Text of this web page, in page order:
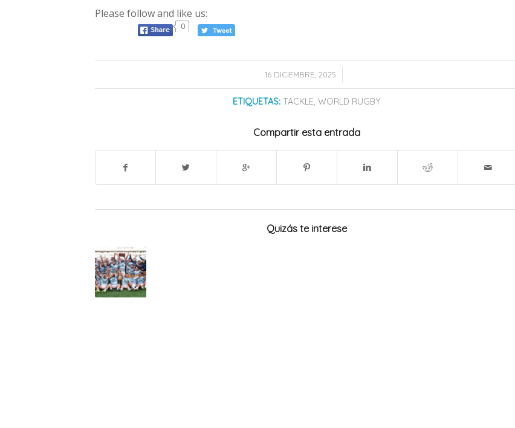
Please follow and like us:
0
16 DICIEMBRE, 2025
/
ETIQUETAS: TACKLE,WORLD RUGBY
Compartir esta entrada
Quizás te interese